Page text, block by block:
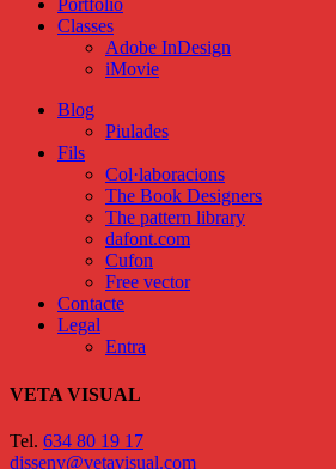
Portfolio
Classes
Adobe InDesign
iMovie
Blog
Piulades
Fils
Col·laboracions
The Book Designers
The pattern library
dafont.com
Cufon
Free vector
Contacte
Legal
Entra
VETA VISUAL
Tel. 634 80 19 17
disseny@vetavisual.com